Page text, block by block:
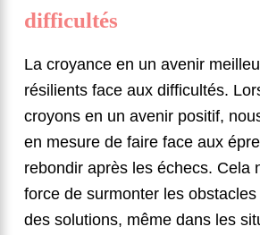
difficultés
La croyance en un avenir
résilients face aux difficultés.
croyons en un avenir positif,
en mesure de faire face aux
rebondir après les échecs. Cela
force de surmonter les
des solutions, même dans les